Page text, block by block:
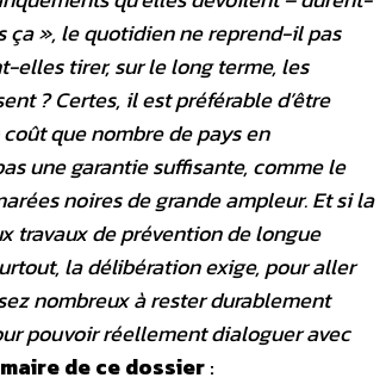
ça », le quotidien ne reprend-il pas
elles tirer, sur le long terme, les
? Certes, il est préférable d’être
que nombre de pays en
une garantie suffisante, comme le
noires de grande ampleur. Et si la
travaux de prévention de longue
la délibération exige, pour aller
nombreux à rester durablement
pouvoir réellement dialoguer avec
de ce dossier: